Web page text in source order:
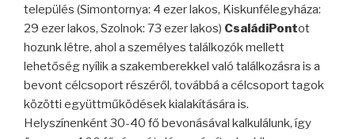
település (Simontornya: 4 ezer lakos, Kiskunfélegyháza:
29 ezer lakos, Szolnok: 73 ezer lakos) CsaládiPontot
hozunk létre, ahol a személyes találkozók mellett
lehetőség nyílik a szakemberekkel való találkozásra is a
bevont célcsoport részéről, továbbá a célcsoport tagok
közötti együttműködések kialakítására is.
Helyszínenként 30-40 fő bevonásával kalkulálunk, így